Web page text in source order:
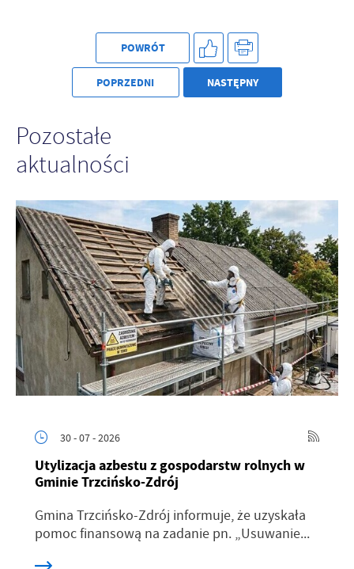
POWRÓT
POPRZEDNI NASTĘPNY
Pozostałe
aktualności
30 - 07 - 2026
Utylizacja azbestu z gospodarstw rolnych w
Gminie Trzcińsko-Zdrój
Gmina Trzcińsko-Zdrój informuje, że uzyskała
pomoc finansową na zadanie pn. „Usuwanie...